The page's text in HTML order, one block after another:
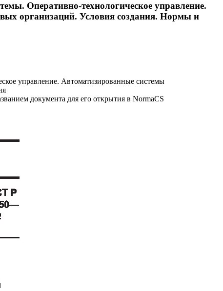
Оперативно-технологическое управление.
организаций. Условия создания. Нормы и
управление. Автоматизированные системы
документа для его открытия в NormaCS